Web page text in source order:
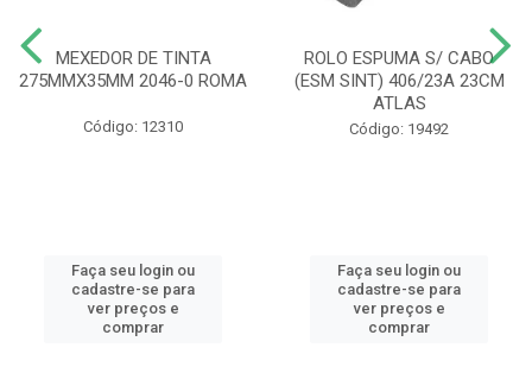
MEXEDOR DE TINTA
275MMX35MM 2046-0 ROMA
Código: 12310
Faça seu login ou
cadastre-se para
ver preços e
comprar
ROLO ESPUMA S/ CABO
(ESM SINT) 406/23A 23CM
ATLAS
Código: 19492
Faça seu login ou
cadastre-se para
ver preços e
comprar